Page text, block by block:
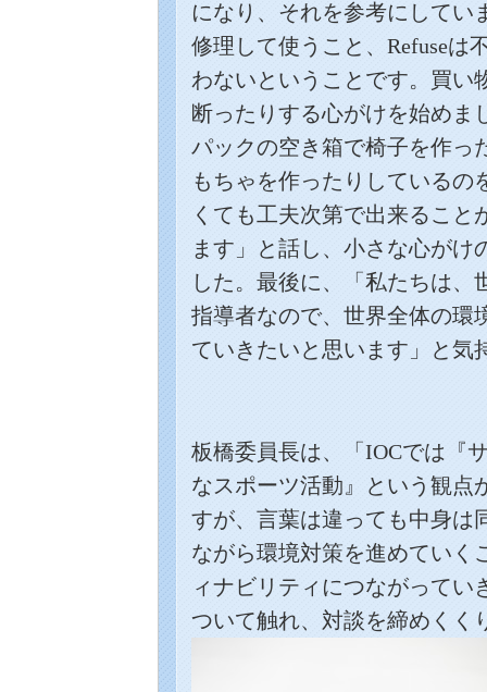
になり、それを参考にしてい
修理して使うこと、 Refuseは
わないということです。買い
断ったりする心がけを始めま
パックの空き箱で椅子を作っ
もちゃを作ったりしているの
くても工夫次第で出来るこ
ます」と話し、小さな心がけ
した。最後に、「私たちは、
指導者なので、世界全体の環
ていきたいと思います」と気
板橋委員長は、「 IOCでは『
なスポーツ活動』という観点
すが、言葉は違っても中身は
ながら環境対策を進めていく
ィナビリティにつながってい
ついて触れ、対談を締めくく